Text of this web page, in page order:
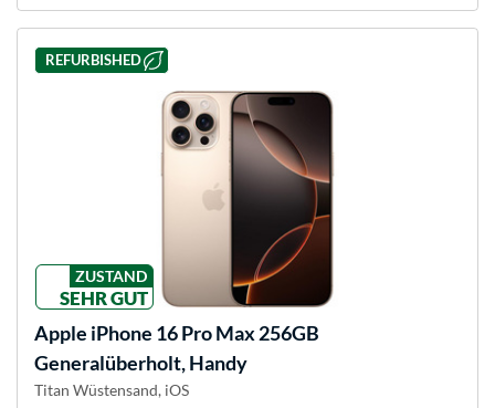
REFURBISHED
ZUSTAND
SEHR GUT
Apple iPhone 16 Pro Max 256GB
Generalüberholt, Handy
Titan Wüstensand, iOS